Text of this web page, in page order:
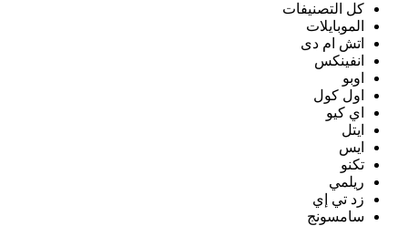
كل التصنيفات
الموبايلات
اتش ام دى
انفينكس
اوبو
اول كول
اي كيو
ايتل
ايس
تكنو
ريلمي
زد تي إي
سامسونج